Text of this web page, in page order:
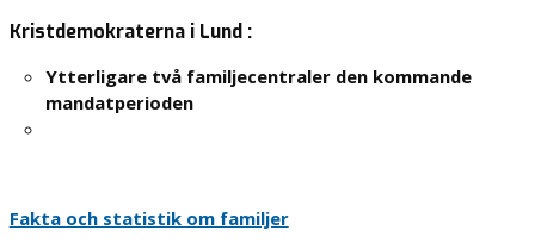
Kristdemokraterna i Lund :
Ytterligare två familjecentraler den kommande
mandatperioden
Fakta och statistik om familjer